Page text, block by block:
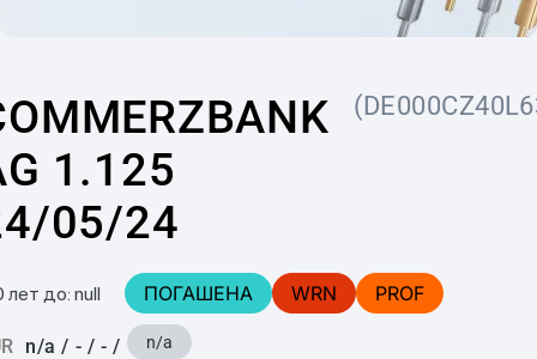
1.125
05/24
лет до: null ПОГАШЕНА WRN PROF
n/a / - / - / n/a